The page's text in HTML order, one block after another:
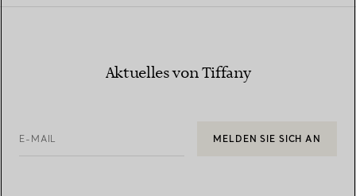
Aktuelles von Tiffany
E-MAIL MELDEN SIE SICH AN